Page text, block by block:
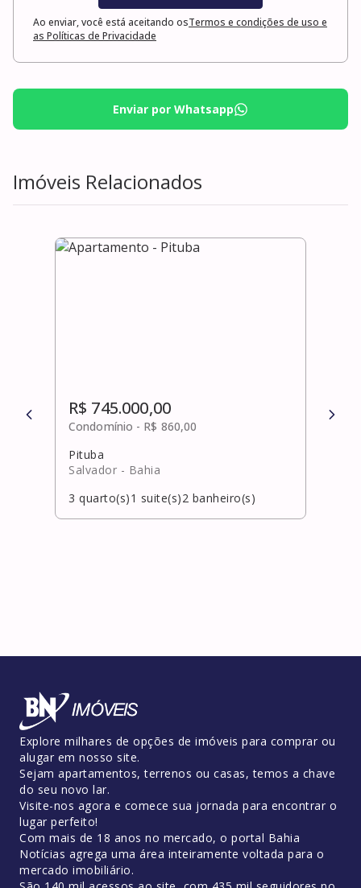
Ao enviar, você está aceitando osTermos e condições de uso e
as Políticas de Privacidade
Enviar por Whatsapp
Imóveis Relacionados
R$ 745.000,00
Condomínio - R$ 860,00
Pituba
Salvador - Bahia
3 quarto(s)1 suite(s)2 banheiro(s)
R$
Explore milhares de opções de imóveis para comprar ou
alugar em nosso site.
Sejam apartamentos, terrenos ou casas, temos a chave
do seu novo lar.
Visite-nos agora e comece sua jornada para encontrar o
lugar perfeito!
Com mais de 18 anos no mercado, o portal Bahia
Notícias agrega uma área inteiramente voltada para o
mercado imobiliário.